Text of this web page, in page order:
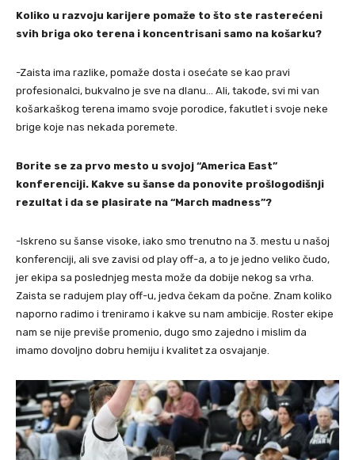
Koliko u razvoju karijere pomaže to što ste rasterećeni
svih briga oko terena i koncentrisani samo na košarku?
-Zaista ima razlike, pomaže dosta i osećate se kao pravi
profesionalci, bukvalno je sve na dlanu… Ali, takođe, svi mi van
košarkaškog terena imamo svoje porodice, fakutlet i svoje neke
brige koje nas nekada poremete.
Borite se za prvo mesto u svojoj “America East”
konferenciji. Kakve su šanse da ponovite prošlogodišnji
rezultat i da se plasirate na “March madness”?
-Iskreno su šanse visoke, iako smo trenutno na 3. mestu u našoj
konferenciji, ali sve zavisi od play off-a, a to je jedno veliko čudo,
jer ekipa sa poslednjeg mesta može da dobije nekog sa vrha.
Zaista se radujem play off-u, jedva čekam da počne. Znam koliko
naporno radimo i treniramo i kakve su nam ambicije. Roster ekipe
nam se nije previše promenio, dugo smo zajedno i mislim da
imamo dovoljno dobru hemiju i kvalitet za osvajanje.